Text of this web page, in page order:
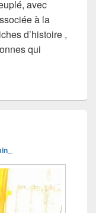
avec
à la
d’histoire ,
qui